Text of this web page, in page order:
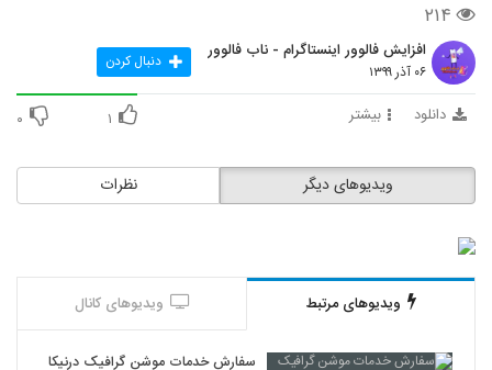
۲۱۴
افزایش فالوور اینستاگرام - ناب فالوور
۰۶ آذر ۱۳۹۹ دنبال کردن
دانلود بیشتر ۱ ۰
نظرات ویدیوهای دیگر
ویدیوهای مرتبط ویدیوهای کانال
سفارش خدمات موشن گرافیک درنیکا